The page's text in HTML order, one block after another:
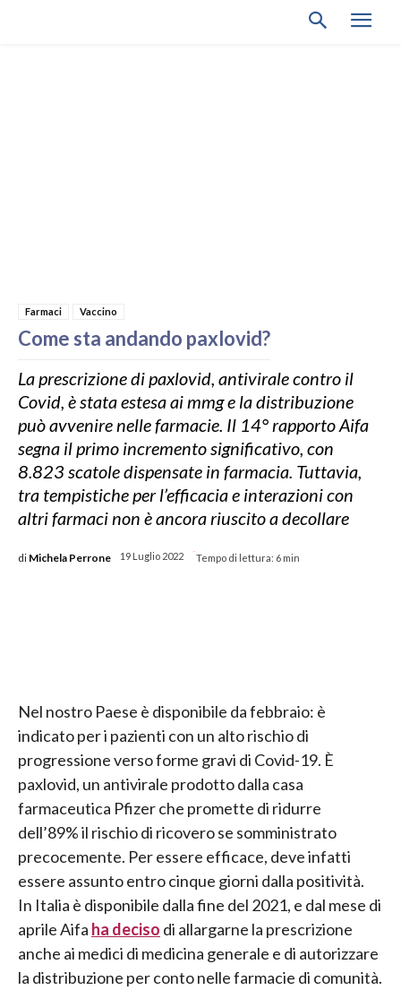
Farmaci Vaccino
Come sta andando paxlovid?
La prescrizione di paxlovid, antivirale contro il
Covid, è stata estesa ai mmg e la distribuzione
può avvenire nelle farmacie. Il 14° rapporto Aifa
segna il primo incremento significativo, con
8.823 scatole dispensate in farmacia. Tuttavia,
tra tempistiche per l’efficacia e interazioni con
altri farmaci non è ancora riuscito a decollare
di Michela Perrone 19 Luglio 2022
-
Tempo di lettura: 6 min
Nel nostro Paese è disponibile da febbraio: è
indicato per i pazienti con un alto rischio di
progressione verso forme gravi di Covid-19. È
paxlovid, un antivirale prodotto dalla casa
farmaceutica Pfizer che promette di ridurre
dell’89% il rischio di ricovero se somministrato
precocemente. Per essere efficace, deve infatti
essere assunto entro cinque giorni dalla positività.
In Italia è disponibile dalla fine del 2021, e dal mese di
aprile Aifa ha deciso di allargarne la prescrizione
anche ai medici di medicina generale e di autorizzare
la distribuzione per conto nelle farmacie di comunità.